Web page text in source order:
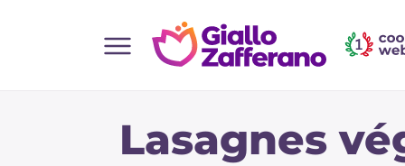
Toutes les recettesLasagnes